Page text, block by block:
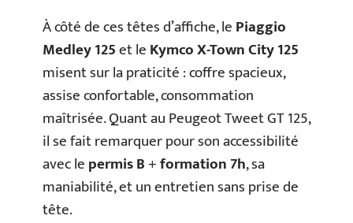
À côté de ces têtes d’affiche, lePiaggio
Medley 125et leKymco X-Town City 125
misent sur la praticité : coffre spacieux,
assise confortable, consommation
maîtrisée. Quant au Peugeot Tweet GT 125,
il se fait remarquer pour son accessibilité
avec lepermis B+formation 7h, sa
maniabilité, et un entretien sans prise de
tête.